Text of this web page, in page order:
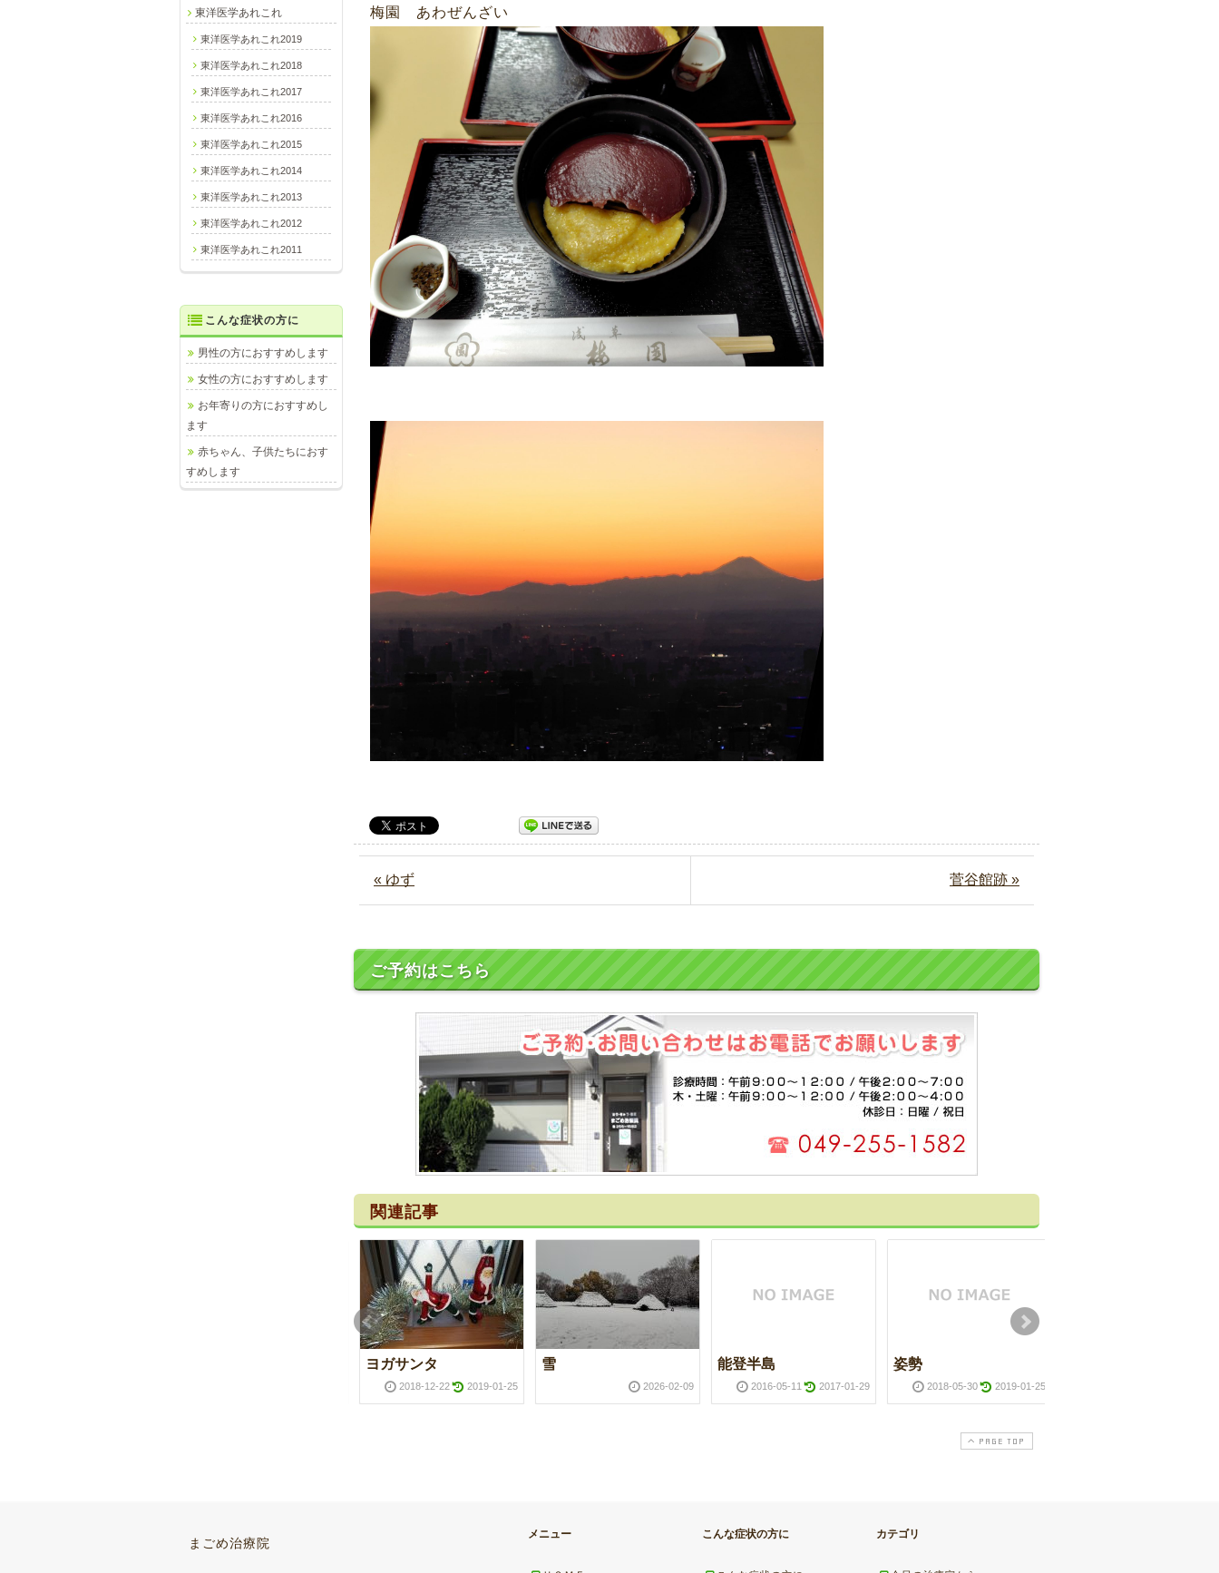
梅園 あわぜんざい
« ゆず 菅谷館跡 »
ご予約はこちら
関連記事
ヨガサンタ
2018-12-22 2019-01-25
雪
2026-02-09
能登半島
2016-05-11 2017-01-29
姿勢
2018-05-30 2019-01-25
2016-08-02
PAGE TOP
東洋医学あれこれ
東洋医学あれこれ2019
東洋医学あれこれ2018
東洋医学あれこれ2017
東洋医学あれこれ2016
東洋医学あれこれ2015
東洋医学あれこれ2014
東洋医学あれこれ2013
東洋医学あれこれ2012
東洋医学あれこれ2011
こんな症状の方に
男性の方におすすめします
女性の方におすすめします
お年寄りの方におすすめし
ます
赤ちゃん、子供たちにおす
すめします
まごめ治療院
メニュー こんな症状の方に カテゴリ